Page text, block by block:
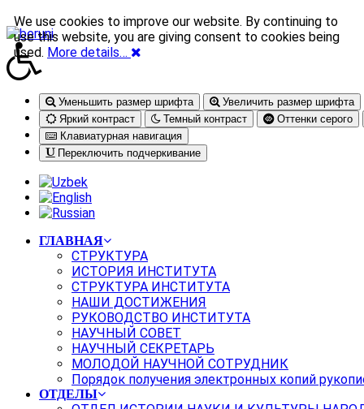
Уменьшить размер шрифта
Увеличить размер шрифта
Яркий контраст
Темный контраст
Оттенки серого
Клавиатурная навигация
Переключить подчеркивание
ГЛАВНАЯ
СТРУКТУРА
ИСТОРИЯ ИНСТИТУТА
СТРУКТУРА ИНСТИТУТА
НАШИ ДОСТИЖЕНИЯ
РУКОВОДСТВО ИНСТИТУТА
НАУЧНЫЙ СОВЕТ
НАУЧНЫЙ СЕКРЕТАРЬ
МОЛОДОЙ НАУЧНОЙ СОТРУДНИК
Порядок получения электронных копий
ОТДЕЛЫ
We use cookies to improve our website. By continuing to
use this website, you are giving consent to cookies being
used. More details…